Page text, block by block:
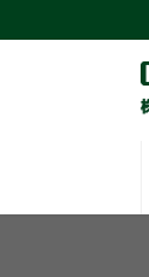
ン
キ
ビ
に